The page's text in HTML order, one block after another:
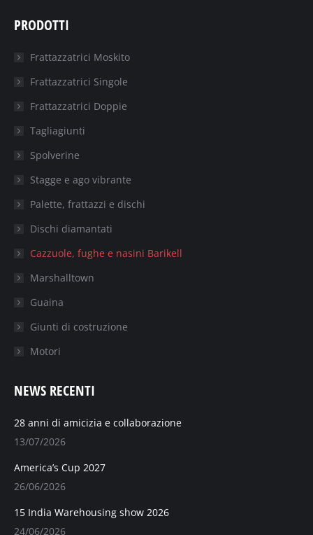
in
window
in
windowwindowwindowwindow
PRODOTTI
Frattazzatrici Moskito
Frattazzatrici Singole
Frattazzatrici Doppie
Tagliagiunti
Spolverine
Stagge e ago vibrante
Palette, frattazzi e dischi
Dischi diamantati
Cazzuole, fughe e nasini Barikell
Marshalltown
Guaina
Giunti di costruzione
Motori
NEWS RECENTI
28 anni di amicizia e collaborazione
13/07/2026
America’s Cup 2027
26/06/2026
15 India Warehousing show 2026
24/06/2026